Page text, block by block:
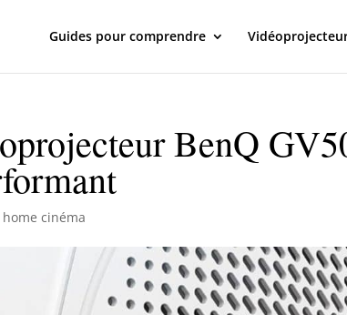
Guides pour comprendre
BenQ
cinéma